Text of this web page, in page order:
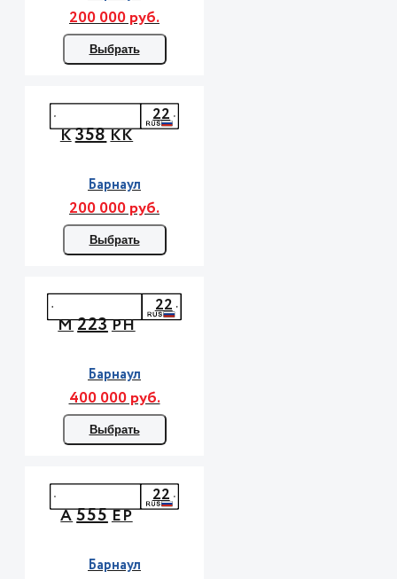
200 000 руб.
Выбрать
К358КК
22
Барнаул
200 000 руб.
Выбрать
М223РН
22
Барнаул
400 000 руб.
Выбрать
А555ЕР
22
Барнаул